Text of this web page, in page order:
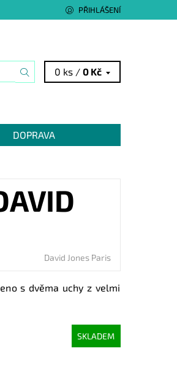
PŘIHLÁŠENÍ
0 ks /0 Kč
DOPRAVA
David Jones Paris
s dvěma uchy z velmi
SKLADEM